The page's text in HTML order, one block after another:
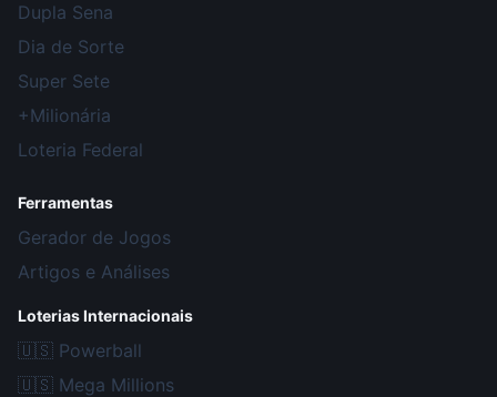
Dupla Sena
Dia de Sorte
Super Sete
+Milionária
Loteria Federal
Ferramentas
Gerador de Jogos
Artigos e Análises
Loterias Internacionais
🇺🇸 Powerball
🇺🇸 Mega Millions